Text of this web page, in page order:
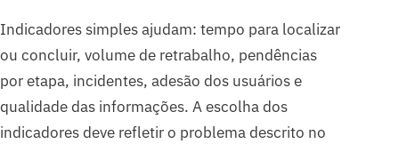
Indicadores simples ajudam: tempo para localizar
ou concluir, volume de retrabalho, pendências
por etapa, incidentes, adesão dos usuários e
qualidade das informações. A escolha dos
indicadores deve refletir o problema descrito no